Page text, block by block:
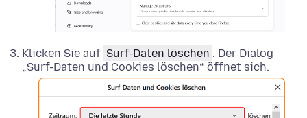
Klicken Sie auf Surf-Daten löschen . Der Dialog
„Surf-Daten und Cookies löschen“ öffnet sich.